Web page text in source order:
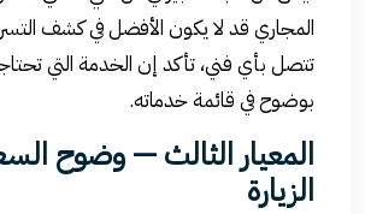
المجاري قد لا يكون الأفضل في كشف
تتصل بأي فني، تأكد إن الخدمة التي
بوضوح في قائمة خدماته.
المعيار الثالث — وضوح
الزيارة